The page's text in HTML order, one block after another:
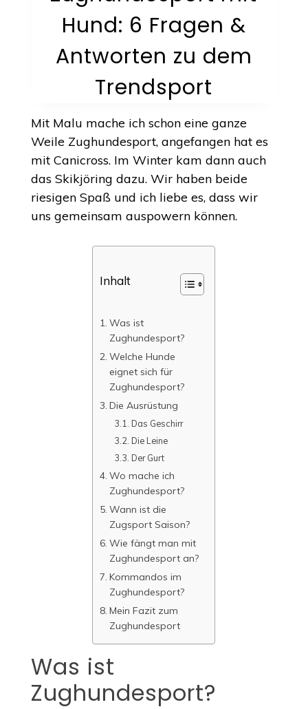
Hund: 6 Fragen &
Antworten zu dem
Trendsport
Mit Malu mache ich schon eine ganze
Weile Zughundesport, angefangen hat es
mit Canicross. Im Winter kam dann auch
das Skikjöring dazu. Wir haben beide
riesigen Spaß und ich liebe es, dass wir
uns gemeinsam auspowern können.
Inhalt
Was ist
Zughundesport?
Welche Hunde
eignet sich für
Zughundesport?
Die Ausrüstung
Das Geschirr
Die Leine
Der Gurt
Wo mache ich
Zughundesport?
Wann ist die
Zugsport Saison?
Wie fängt man mit
Zughundesport an?
Kommandos im
Zughundesport?
Mein Fazit zum
Zughundesport
Was ist
Zughundesport?